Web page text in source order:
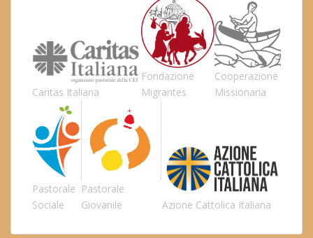
Caritas Italiana
Fondazione
Migrantes
Cooperazione
Missionaria
Pastorale
Sociale
Pastorale
Giovanile
Azione Cattolica Italiana